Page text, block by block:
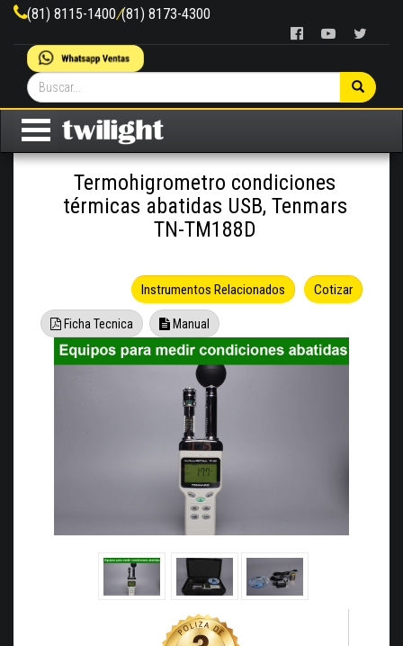
(81) 8115-1400/(81) 8173-4300
Termohigrometro condiciones
térmicas abatidas USB, Tenmars
TN-TM188D
Cotizar
Instrumentos Relacionados
Ficha Tecnica Manual